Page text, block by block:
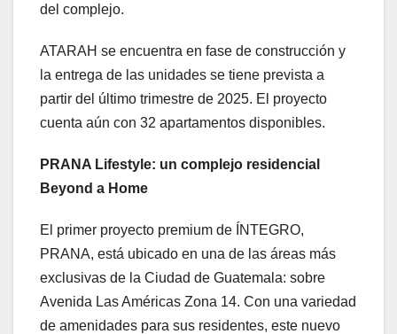
del complejo.
ATARAH se encuentra en fase de construcción y
la entrega de las unidades se tiene prevista a
partir del último trimestre de 2025. El proyecto
cuenta aún con 32 apartamentos disponibles.
PRANA Lifestyle: un complejo residencial
Beyond a Home
El primer proyecto premium de ÍNTEGRO,
PRANA, está ubicado en una de las áreas más
exclusivas de la Ciudad de Guatemala: sobre
Avenida Las Américas Zona 14. Con una variedad
de amenidades para sus residentes, este nuevo